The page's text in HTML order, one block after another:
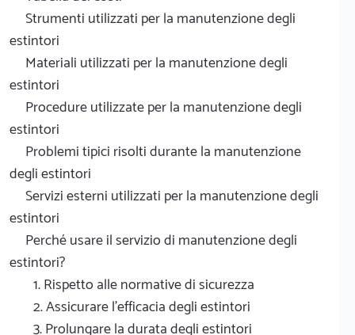
Strumenti utilizzati per la manutenzione degli
estintori
Materiali utilizzati per la manutenzione degli
estintori
Procedure utilizzate per la manutenzione degli
estintori
Problemi tipici risolti durante la manutenzione
degli estintori
Servizi esterni utilizzati per la manutenzione degli
estintori
Perché usare il servizio di manutenzione degli
estintori?
1. Rispetto alle normative di sicurezza
2. Assicurare l'efficacia degli estintori
3. Prolungare la durata degli estintori